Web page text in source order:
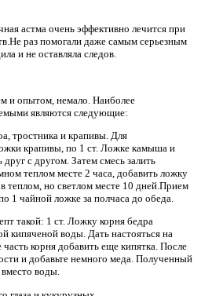
астма очень эффективно лечится при
раз помогали даже самым серьезным
и не оставляла следов.
и опытом, немало. Наиболее
являются следующие:
тростника и крапивы. Для
крапивы, по 1 ст. Ложке камыша и
с другом. Затем смесь залить
теплом месте 2 часа, добавить ложку
теплом, но светлом месте 10 дней.Прием
1 чайной ложке за полчаса до обеда.
такой: 1 ст. Ложку корня бедра
кипяченой воды. Дать настояться на
корня добавить еще кипятка. После
и добавьте немного меда. Полученный
воды.